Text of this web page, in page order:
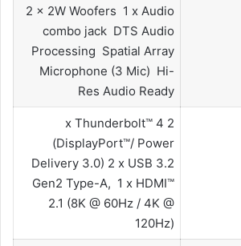
2 x 2W Woofers 1 x Audio
combo jack DTS Audio
Processing Spatial Array
Microphone (3 Mic) Hi-
Res Audio Ready
2 x Thunderbolt™ 4
(DisplayPort™/ Power
Delivery 3.0) 2 x USB 3.2
Gen2 Type-A, 1 x HDMI™
2.1 (8K @ 60Hz / 4K @
120Hz)